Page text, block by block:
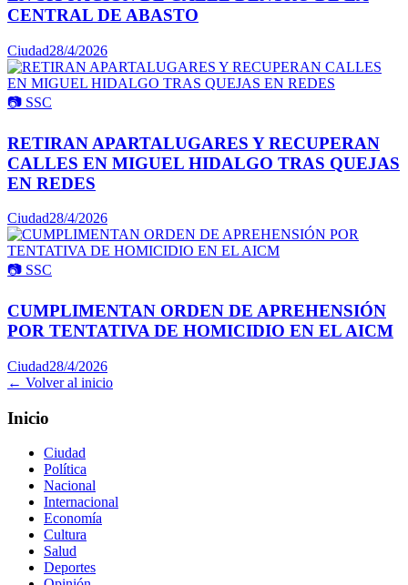
CENTRAL DE ABASTO
Ciudad28/4/2026
📷 SSC
RETIRAN APARTALUGARES Y RECUPERAN
CALLES EN MIGUEL HIDALGO TRAS QUEJAS
EN REDES
Ciudad28/4/2026
📷 SSC
CUMPLIMENTAN ORDEN DE APREHENSIÓN
POR TENTATIVA DE HOMICIDIO EN EL AICM
Ciudad28/4/2026
← Volver al inicio
Inicio
Ciudad
Política
Nacional
Internacional
Economía
Cultura
Salud
Deportes